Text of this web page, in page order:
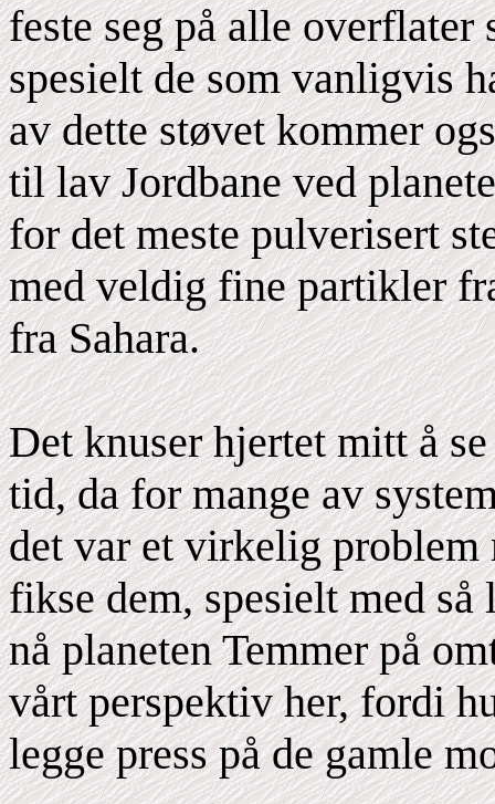
feste seg på alle
spesielt de som vanligvis
av dette støvet kommer
til lav Jordbane ved
for det meste pulverisert
med veldig fine partikler
fra Sahara.
Det knuser hjertet mitt å
tid, da for mange av
det var et virkelig problem
fikse dem, spesielt med
nå planeten Temmer på
vårt perspektiv her, fordi
legge press på de gamle